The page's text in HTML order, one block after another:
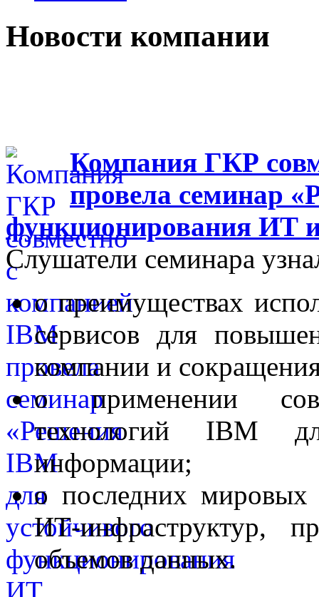
Новости компании
Компания ГКР
провела семинар
функционирования ИТ
Слушатели семинара
о преимуществах
сервисов для
компании и
о применении
технологий IBM
информации;
о последних мировых
ИТ-инфраструктур,
объемов данных.